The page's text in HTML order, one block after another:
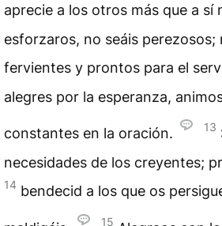
aprecie a los otros más que a sí
esforzaros, no seáis
fervientes y prontos para el
alegres por la esperanza,
constantes en la oración. 13
necesidades de los creyentes;
14 bendecid a los que os
15